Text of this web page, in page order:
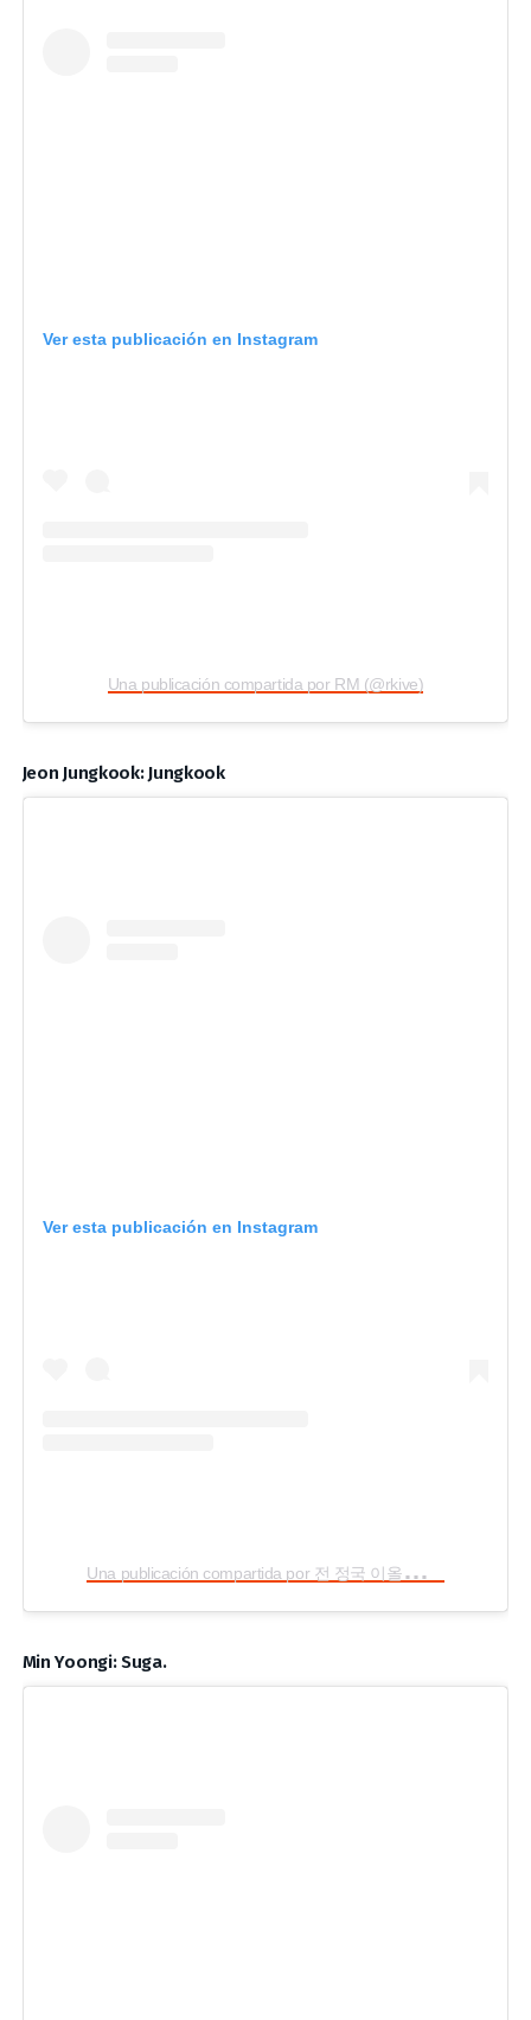
Ver esta publicación en Instagram
Una publicación compartida por RM (@rkive)
Jeon Jungkook: Jungkook
Ver esta publicación en Instagram
U
na publicación compartida por 전 정국 이올시다 (@jungkook.97)
Min Yoongi: Suga.